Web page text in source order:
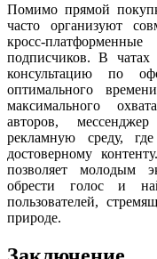
Помимо прямой
часто организуют
кросс-
подписчиков. В
консультацию по
оптимального
максимального
авторов,
рекламную среду,
достоверному
позволяет молодым
обрести голос и
пользователей,
природе.